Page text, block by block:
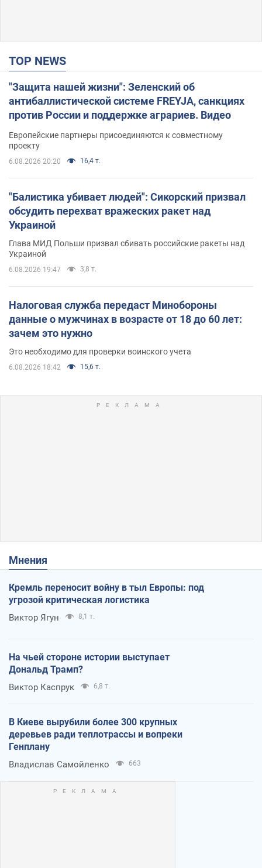
TOP NEWS
"Защита нашей жизни": Зеленский об
антибаллистической системе FREYJA, санкциях
против России и поддержке аграриев. Видео
Европейские партнеры присоединяются к совместному
проекту
6.08.2026 20:20 16,4 т.
"Балистика убивает людей": Сикорский призвал
обсудить перехват вражеских ракет над
Украиной
Глава МИД Польши призвал сбивать российские ракеты над
Украиной
6.08.2026 19:47 3,8 т.
Налоговая служба передаст Минобороны
данные о мужчинах в возрасте от 18 до 60 лет:
зачем это нужно
Это необходимо для проверки воинского учета
6.08.2026 18:42 15,6 т.
Мнения
Кремль переносит войну в тыл Европы: под
угрозой критическая логистика
Виктор Ягун 8,1 т.
На чьей стороне истории выступает
Дональд Трамп?
Виктор Каспрук 6,8 т.
В Киеве вырубили более 300 крупных
деревьев ради теплотрассы и вопреки
Генплану
Владислав Самойленко 663